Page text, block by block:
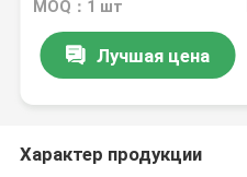
MOQ：1 шт
Лучшая цена
Характер продукции